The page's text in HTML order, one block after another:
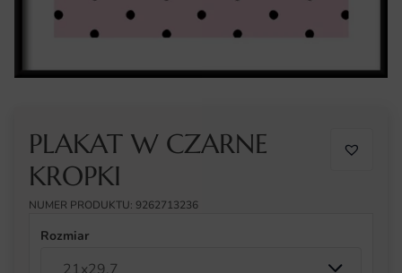
PLAKAT W CZARNE
KROPKI
NUMER PRODUKTU: 9262713236
Rozmiar